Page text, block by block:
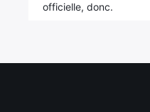
officielle, donc.